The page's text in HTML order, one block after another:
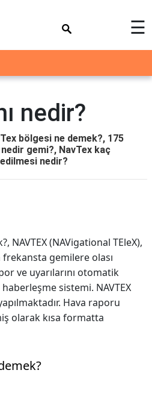
☰
nedir?
bölgesi ne demek?, 175
gemi?, NavTex kaç
nedir?
NAVTEX (NAVigational TEleX),
gemilere olası
ve uyarılarını otomatik
sistemi. NAVTEX
Hava raporu
olarak kısa formatta